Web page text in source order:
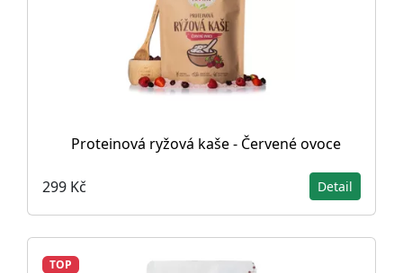
Proteinová ryžová kaše - Červené ovoce
299 Kč Detail
TOP